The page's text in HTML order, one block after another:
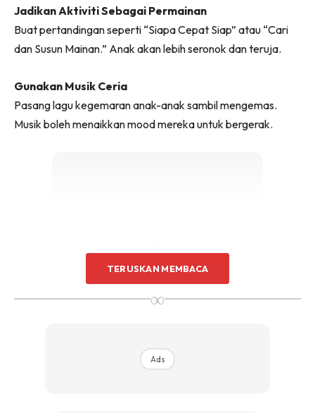
Jadikan Aktiviti Sebagai Permainan
Buat pertandingan seperti “Siapa Cepat Siap” atau “Cari
dan Susun Mainan.” Anak akan lebih seronok dan teruja.
Gunakan Musik Ceria
Pasang lagu kegemaran anak-anak sambil mengemas.
Musik boleh menaikkan mood mereka untuk bergerak.
Berikan Arahan yang Jelas
TERUSKAN MEMBACA
∞
Ads